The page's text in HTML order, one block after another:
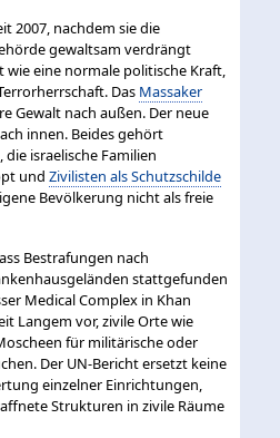
2007, nachdem sie die
gewaltsam verdrängt
eine normale politische Kraft,
Das Massaker
Gewalt nach außen. Der neue
innen. Beides gehört
israelische Familien
undZivilisten als Schutzschilde
Bevölkerung nicht als freie
Bestrafungen nach
stattgefunden
Medical Complex in Khan
Langem vor, zivile Orte wie
für militärische oder
Der UN-Bericht ersetzt keine
einzelner Einrichtungen,
Strukturen in zivile Räume